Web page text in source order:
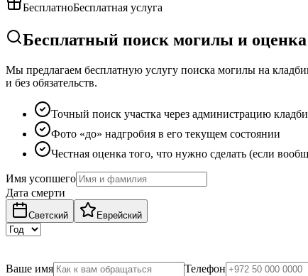
БесплатноБесплатная услуга
Бесплатный поиск могилы и
Мы предлагаем бесплатную услугу поиска могилы на
и без обязательств.
Точный поиск участка через администрацию
Фото «до» надгробия в его текущем состоянии
Честная оценка того, что нужно сделать (если
Имя усопшего
Дата смерти
Светский Еврейский
Ваше имя Телефон